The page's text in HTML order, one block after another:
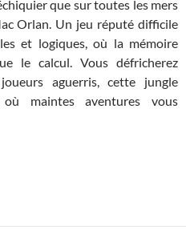
que sur toutes les mers
Orlan. Un jeu réputé difficile
et logiques, où la mémoire
le calcul. Vous défricherez
aguerris, cette jungle
maintes aventures vous